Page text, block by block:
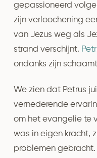
gepassioneerd
zijn verloochening
van Jezus weg als
strand verschijnt.
ondanks zijn
We zien dat Petrus
vernederende
om het evangelie te
was in eigen kracht,
problemen